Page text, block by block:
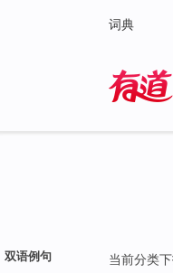
词典
双语例句 当前分类